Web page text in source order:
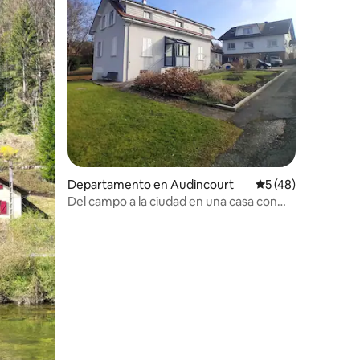
Departamento en Audincourt Calificación
5 (48)
Del campo a la ciudad en una casa con